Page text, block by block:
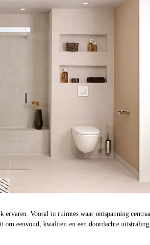
ervaren. Vooral in ruimtes waar ontspanning
om eenvoud, kwaliteit en een doordachte